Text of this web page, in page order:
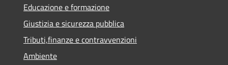
Educazione e formazione
Giustizia e sicurezza pubblica
Tributi,finanze e contravvenzioni
Ambiente